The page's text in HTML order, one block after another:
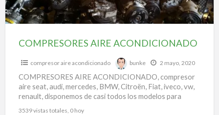
COMPRESORES AIRE ACONDICIONADO
compresor aire acondicionado bunke 2 mayo, 2020
COMPRESORES AIRE ACONDICIONADO, compresor
aire seat, audi, mercedes, BMW, Citroën, Fiat, iveco, vw,
renault, disponemos de casi todos los modelos para
3539 vistas totales, 0 hoy